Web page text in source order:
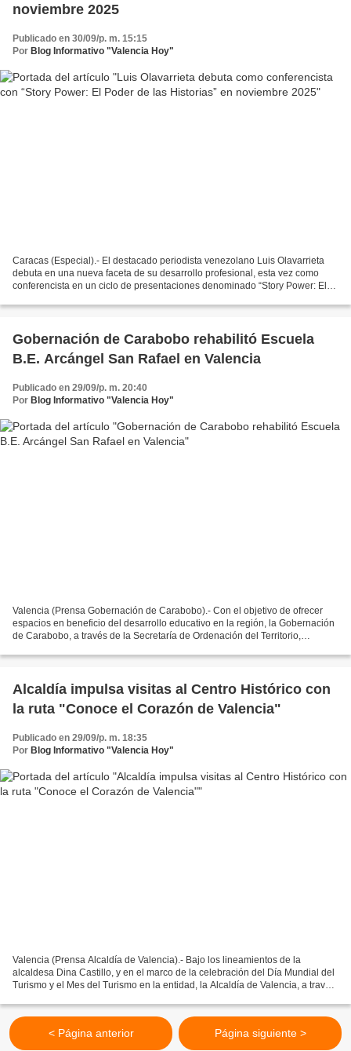
noviembre 2025
Publicado en 30/09/p. m. 15:15
Por Blog Informativo "Valencia Hoy"
Caracas (Especial).- El destacado periodista venezolano Luis Olavarrieta
debuta en una nueva faceta de su desarrollo profesional, esta vez como
conferencista en un ciclo de presentaciones denominado “Story Power: El
Gobernación de Carabobo rehabilitó Escuela
B.E. Arcángel San Rafael en Valencia
Publicado en 29/09/p. m. 20:40
Por Blog Informativo "Valencia Hoy"
Valencia (Prensa Gobernación de Carabobo).- Con el objetivo de ofrecer
espacios en beneficio del desarrollo educativo en la región, la Gobernación
de Carabobo, a través de la Secretaría de Ordenación del Territorio,
Alcaldía impulsa visitas al Centro Histórico con
la ruta "Conoce el Corazón de Valencia"
Publicado en 29/09/p. m. 18:35
Por Blog Informativo "Valencia Hoy"
Valencia (Prensa Alcaldía de Valencia).- Bajo los lineamientos de la
alcaldesa Dina Castillo, y en el marco de la celebración del Día Mundial del
Turismo y el Mes del Turismo en la entidad, la Alcaldía de Valencia, a través
< Página anterior Página siguiente >